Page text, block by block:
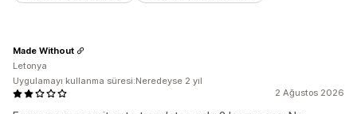
2 Ağustos 2026
Made Without
Letonya
Uygulamayı kullanma süresi:Neredeyse 2 yıl